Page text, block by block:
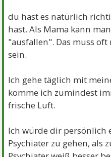
du hast es natürlich
hast. Als Mama kann
"ausfallen". Das muss
sein.
Ich gehe täglich mit
komme ich zumindest
frische Luft.
Ich würde dir persönlich
Psychiater zu gehen, als